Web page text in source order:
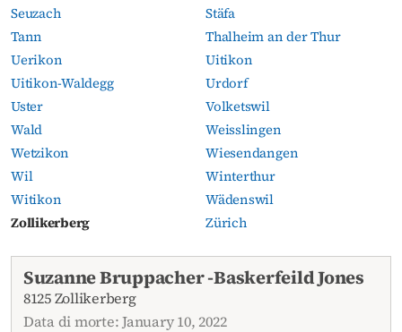
Seuzach
Stäfa
Tann
Thalheim an der Thur
Uerikon
Uitikon
Uitikon-Waldegg
Urdorf
Uster
Volketswil
Wald
Weisslingen
Wetzikon
Wiesendangen
Wil
Winterthur
Witikon
Wädenswil
Zollikerberg
Zürich
Necrologi attuali
Suzanne Bruppacher -Baskerfeild Jones
8125 Zollikerberg
Data di morte: January 10, 2022